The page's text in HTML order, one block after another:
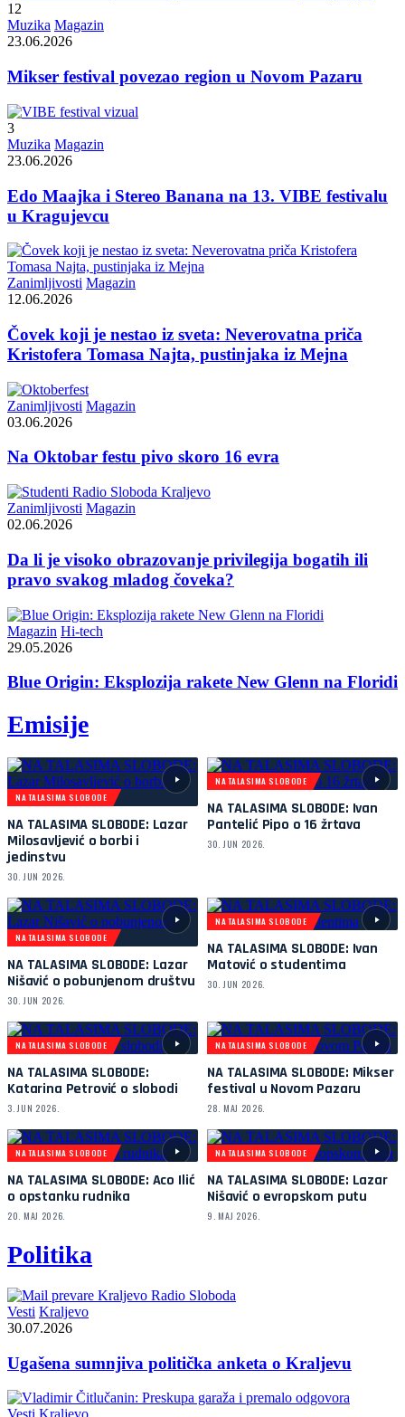
12
Muzika Magazin
23.06.2026
Mikser festival povezao region u Novom Pazaru
3
Muzika Magazin
23.06.2026
Edo Maajka i Stereo Banana na 13. VIBE festivalu
u Kragujevcu
Zanimljivosti Magazin
12.06.2026
Čovek koji je nestao iz sveta: Neverovatna priča
Kristofera Tomasa Najta, pustinjaka iz Mejna
Zanimljivosti Magazin
03.06.2026
Na Oktobar festu pivo skoro 16 evra
Zanimljivosti Magazin
02.06.2026
Da li je visoko obrazovanje privilegija bogatih ili
pravo svakog mladog čoveka?
Magazin Hi-tech
29.05.2026
Blue Origin: Eksplozija rakete New Glenn na Floridi
Emisije
NA TALASIMA SLOBODE
NA TALASIMA SLOBODE: Lazar
Milosavljević o borbi i
jedinstvu
30. JUN 2026.
NA TALASIMA SLOBODE
NA TALASIMA SLOBODE: Ivan
Pantelić Pipo o 16 žrtava
30. JUN 2026.
NA TALASIMA SLOBODE
NA TALASIMA SLOBODE: Lazar
Nišavić o pobunjenom društvu
30. JUN 2026.
NA TALASIMA SLOBODE
NA TALASIMA SLOBODE: Ivan
Matović o studentima
30. JUN 2026.
NA TALASIMA SLOBODE
NA TALASIMA SLOBODE:
Katarina Petrović o slobodi
3. JUN 2026.
NA TALASIMA SLOBODE
NA TALASIMA SLOBODE: Mikser
festival u Novom Pazaru
28. MAJ 2026.
NA TALASIMA SLOBODE
NA TALASIMA SLOBODE: Aco Ilić
o opstanku rudnika
20. MAJ 2026.
NA TALASIMA SLOBODE
NA TALASIMA SLOBODE: Lazar
Nišavić o evropskom putu
9. MAJ 2026.
Politika
Vesti Kraljevo
30.07.2026
Ugašena sumnjiva politička anketa o Kraljevu